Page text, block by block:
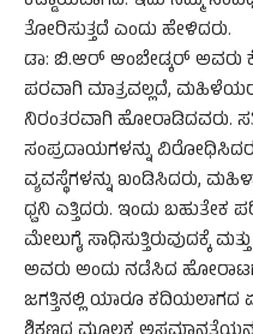
ತೋರಿಸುತ್ತದೆ ಎಂದು ಹೇಳಿದರು.
ಡಾ: ಬಿ.ಆರ್ ಆಂಬೇಡ್ಕರ್ ಅವರು
ಪರವಾಗಿ ಮಾತ್ರವಲ್ಲದೆ,
ನಿರಂತರವಾಗಿ ಹೋರಾಡಿದವರು.
ಸಂಪ್ರದಾಯಗಳನ್ನು
ವ್ಯವಸ್ಥೆಗಳನ್ನು ಖಂಡಿಸಿದರು,
ಧ್ವನಿ ಎತ್ತಿದರು. ಇಂದು ಬಹುತೇಕ
ಮೇಲುಗೈ ಸಾಧಿಸುತ್ತಿರುವುದಕ್ಕೆ
ಅವರು ಅಂದು ನಡೆಸಿದ
ಜಗತ್ತಿನಲ್ಲಿ ಯಾರೂ ಕದಿಯಲಾಗದ